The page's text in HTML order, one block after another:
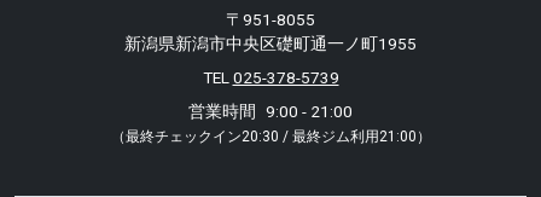
〒951-8055
新潟県新潟市中央区礎町通一ノ町1955
TEL025-378-5739
営業時間
9:00 - 21:00
（最終チェックイン20:30 / 最終ジム利用21:00）